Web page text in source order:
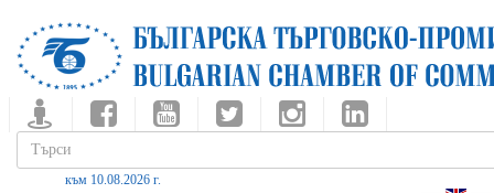
към 10.08.2026 г.